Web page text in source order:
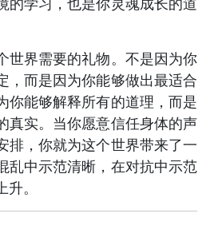
世界需要的礼物。不是因为你
，而是因为你能够做出最适合
你能够解释所有的道理，而是
真实。当你愿意信任身体的声
排，你就为这个世界带来了一
乱中示范清晰，在对抗中示范
。